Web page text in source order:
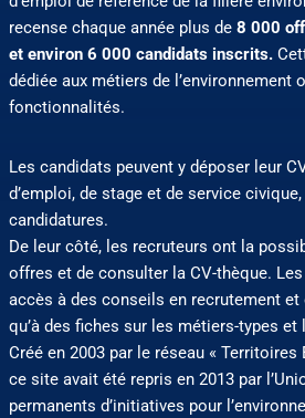
recense chaque année plus de 8 000
et environ 6 000 candidats inscrits.
dédiée aux métiers de l’environnement
fonctionnalités.
Les candidats peuvent y déposer leur
d’emploi, de stage et de service
candidatures.
De leur côté, les recruteurs ont la
offres et de consulter la CV-thèque.
accès à des conseils en recrutement et
qu’à des fiches sur les métiers-types
Créé en 2003 par le réseau «
ce site avait été repris en 2013 par
permanents d’initiatives pour